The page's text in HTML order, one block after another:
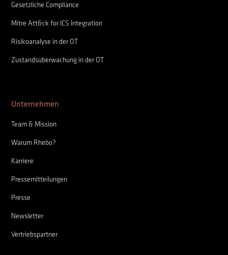
Gesetzliche Compliance
Mitre Att&ck for ICS Integration
Risikoanalyse in der OT
Zustandsüberwachung in der OT
Unternehmen
Team & Mission
Warum Rhebo?
Karriere
Pressemitteilungen
Presse
Newsletter
Vertriebspartner